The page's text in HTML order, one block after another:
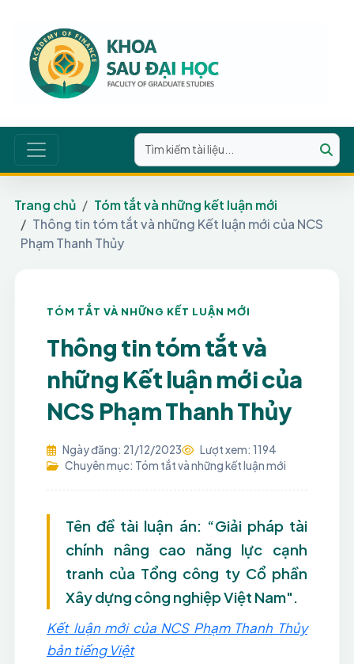
Trang chủ
Tóm tắt và những kết luận mới
Thông tin tóm tắt và những Kết luận mới của NCS
Phạm Thanh Thủy
TÓM TẮT VÀ NHỮNG KẾT LUẬN MỚI
Thông tin tóm tắt và
những Kết luận mới của
NCS Phạm Thanh Thủy
Ngày đăng: 21/12/2023
Lượt xem: 1194
Chuyên mục: Tóm tắt và những kết luận mới
Tên đề tài luận án: “Giải pháp tài
chính nâng cao năng lực cạnh
tranh của Tổng công ty Cổ phần
Xây dựng công nghiệp Việt Nam".
Kết luận mới của NCS Phạm Thanh Thủy
bản tiếng Việt